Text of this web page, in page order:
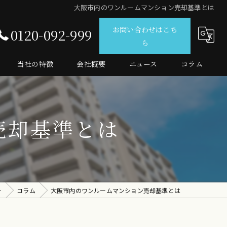
大阪市内のワンルームマンション売却基準とは
0120-092-999
お問い合わせはこち
ら
当社の特徴
仲介
査定
売買
マンション
投資
会社概要 ニュース コラム
却基準とは
コラム 大阪市内のワンルームマンション売却基準とは